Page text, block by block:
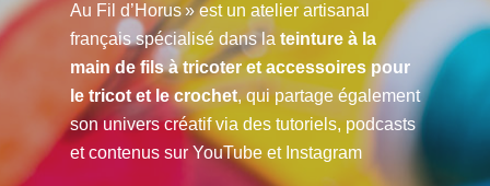
Au Fil d’Horus » est un atelier artisanal
français spécialisé dans la teinture à la
main de fils à tricoter et accessoires pour
le tricot et le crochet, qui partage également
son univers créatif via des tutoriels, podcasts
et contenus sur YouTube et Instagram